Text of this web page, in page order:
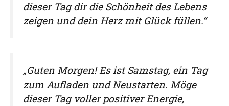
dieser Tag dir die Schönheit des Lebens
zeigen und dein Herz mit Glück füllen.“
„Guten Morgen! Es ist Samstag, ein Tag
zum Aufladen und Neustarten. Möge
dieser Tag voller positiver Energie,